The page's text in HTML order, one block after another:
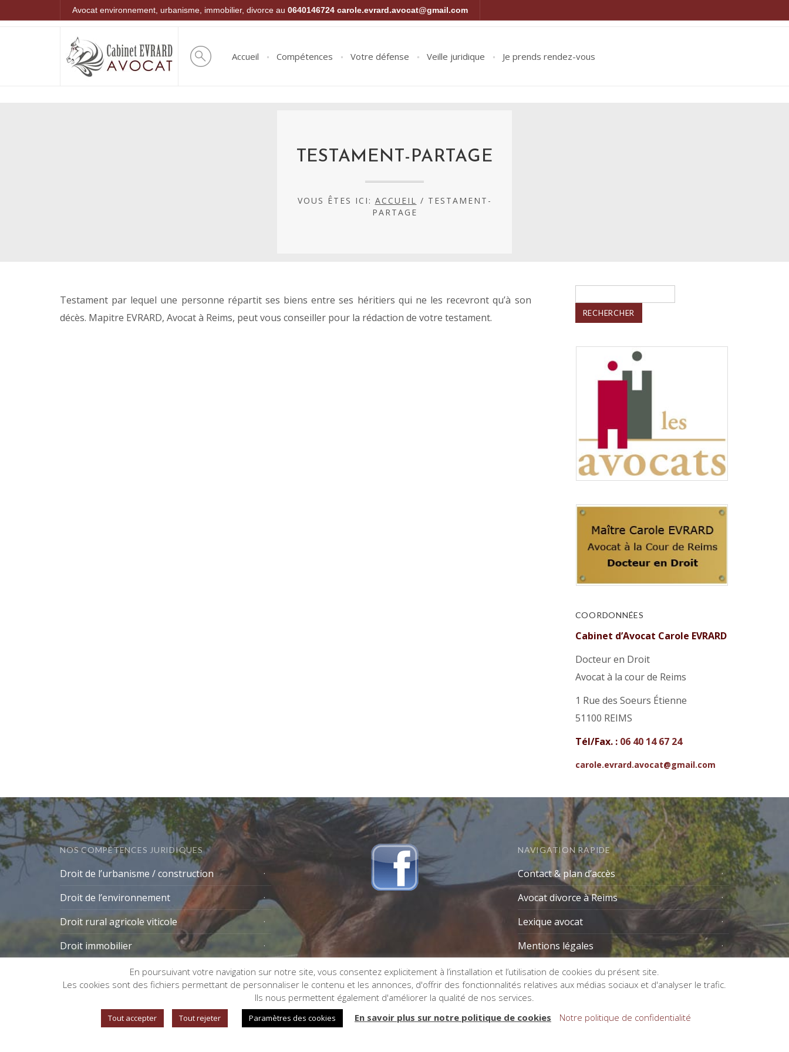
Avocat environnement, urbanisme, immobilier, divorce au 0640146724 carole.evrard.avocat@gmail.com
Accueil Compétences Votre défense Veille juridique Je prends rendez-vous
TESTAMENT-PARTAGE
VOUS ÊTES ICI: ACCUEIL / TESTAMENT-
PARTAGE
Testament par lequel une personne répartit ses biens entre ses héritiers qui ne les recevront qu’à son
décès. Mapitre EVRARD, Avocat à Reims, peut vous conseiller pour la rédaction de votre testament.
COORDONNÉES
Cabinet d’Avocat Carole EVRARD
Docteur en Droit
Avocat à la cour de Reims
1 Rue des Soeurs Étienne
51100 REIMS
Tél/Fax. : 06 40 14 67 24
carole.evrard.avocat@gmail.com
NOS COMPÉTENCES JURIDIQUES
Droit de l’urbanisme / construction
Droit de l’environnement
Droit rural agricole viticole
Droit immobilier
NAVIGATION RAPIDE
Contact & plan d’accès
Avocat divorce à Reims
Lexique avocat
Mentions légales
Gestion des cookies
En poursuivant votre navigation sur notre site, vous consentez explicitement à l’installation et l’utilisation de cookies du présent site.
Les cookies sont des fichiers permettant de personnaliser le contenu et les annonces, d'offrir des fonctionnalités relatives aux médias sociaux et d'analyser le trafic.
Ils nous permettent également d'améliorer la qualité de nos services.
Tout accepter Tout rejeter Paramètres des cookies En savoir plus sur notre politique de cookies Notre politique de confidentialité